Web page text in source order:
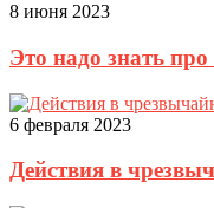
8 июня 2023
Это надо знать
6 февраля 2023
Действия в